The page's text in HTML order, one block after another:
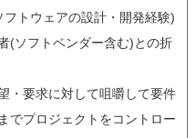
トウェアの設計・開発経験)
(ソフトベンダー含む)との折
・要求に対して咀嚼して要件
でプロジェクトをコントロー